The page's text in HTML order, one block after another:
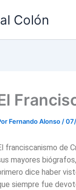
Colón
Fernando Alonso /
franciscanismo de
mayores
dice haber
siempre fue